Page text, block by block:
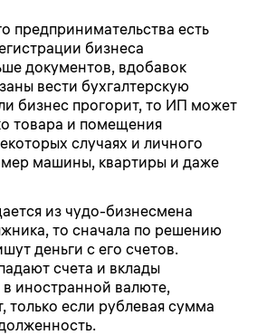
предпринимательства есть
бизнеса
документов, вдобавок
вести бухгалтерскую
бизнес прогорит, то ИП может
товара и помещения
случаях и личного
машины, квартиры и даже
из чудо-бизнесмена
то сначала по решению
деньги с его счетов.
счета и вклады
в иностранной валюте,
только если рублевая сумма